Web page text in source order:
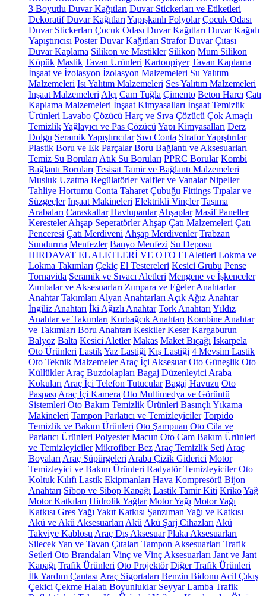
3 Boyutlu Duvar Kağıtları Duvar Stickerları ve Etiketleri
Dekoratif Duvar Kağıtları Yapışkanlı Folyolar Çocuk Odası
Duvar Stickerları Çocuk Odası Duvar Kağıtları Duvar Kağıdı
Yapıştırıcısı Poster Duvar Kağıtları Strafor Duvar Çıtası
Duvar Kaplama Silikon ve Mastikler Silikon Mum Silikon
Köpük Mastik Tavan Ürünleri Kartonpiyer Tavan Kaplama
İnşaat ve İzolasyon İzolasyon Malzemeleri Su Yalıtım
Malzemeleri Isı Yalıtım Malzemeleri Ses Yalıtım Malzemeleri
İnşaat Malzemeleri Alçı Cam Tuğla Çimento Beton Harcı Çatı
Kaplama Malzemeleri İnşaat Kimyasalları İnşaat Temizlik
Ürünleri Lavabo Çözücü Harç ve Sıva Çözücü Çok Amaçlı
TemizlikYağlayıcı ve Pas Çözücü Yapı Kimyasalları Derz
Dolgu Seramik Yapıştırıcılar Sıvı Conta Strafor Yapıştırılar
Plastik Boru ve Ek Parçalar Boru Bağlantı ve Aksesuarları
Temiz Su Boruları Atık Su Boruları PPRC Borular Kombi
Bağlantı Boruları Tesisat Tamir ve Bağlantı Malzemeleri
Musluk Uzatma Regülatörler Valfler ve Vanalar Nipeller
Tahliye Hortumu Conta Taharet Çubuğu Fittings Tıpalar ve
Süzgeçler İnşaat Makineleri Elektrikli Vinçler Taşıma
Arabaları Caraskallar Havlupanlar Ahşaplar Masif Paneller
Keresteler Ahşap Seperatörler Ahşap Çatı Malzemeleri Çatı
Penceresi Çatı Merdiveni Ahşap Merdivenler Trabzan
Sundurma Menfezler Banyo Menfezi Su Deposu
HIRDAVAT EL ALETLERİ VE OTO El Aletleri Lokma ve
Lokma Takımları Çekiç El Testereleri Kesici Grubu Pense
Tornavida Seramik ve Sıvacı Aletleri Mengene ve İşkenceler
Zımbalar ve Aksesuarları Zımpara ve Eğeler Anahtarlar
Anahtar Takımları Alyan Anahtarları Açık Ağız Anahtar
İngiliz Anahtarı İki Ağızlı Anahtar Tork Anahtarı Yıldız
Anahtar ve Takımları Kurbağcık Anahtarı Kombine Anahtar
ve Takımları Boru Anahtarı Keskiler Keser Kargaburun
Balyoz Balta Kesici Aletler Makas Maket Bıçağı Iskarpela
Oto Ürünleri LastikYaz Lastiği Kış Lastiği 4 Mevsim Lastik
Oto Teknik Malzemeler Araç İçi Aksesuar Oto Güneşlik Oto
Küllükler Araç Buzdolapları Bagaj Düzenleyici Araba
Kokuları Araç İçi Telefon Tutucular Bagaj Havuzu Oto
Paspası Araç İçi Kamera Oto Multimedya ve Görüntü
Sistemleri Oto Bakım Temizlik Ürünleri Basınçlı Yıkama
Makineleri Tampon Parlatıcı ve Temizleyiciler Torpido
Temizlik ve Bakım Ürünleri Oto Şampuan Oto Cila ve
Parlatıcı Ürünleri Polyester Macun Oto Cam Bakım Ürünleri
ve Temizleyiciler Mikrofiber Bez Araç Temizlik Seti Araç
Boyaları Araç Süpürgeleri Araba Çizik Giderici Motor
Temizleyici ve Bakım Ürünleri Radyatör Temizleyiciler Oto
Koltuk Kılıfı Lastik Ekipmanları Hava Kompresörü Bijon
Anahtarı Sibop ve Sibop Kapağı Lastik Tamir Kiti KrikoYağ
Motor Katkıları Hidrolik Yağlar Motor Yağı Motor Yağı
Katkısı Gres Yağı Yakıt Katkısı Şanzıman Yağı ve Katkısı
Akü ve Akü Aksesuarları Akü Akü Şarj Cihazları Akü
Takviye Kablosu Araç Dış Aksesuar Plaka Aksesuarları
SilecekYan ve Tavan Çıtaları Tampon Aksesuarları Trafik
Setleri Oto Brandaları Vinç ve Vinç Aksesuarları Jant ve Jant
Kapağı Trafik Ürünleri Oto Projektör Diğer Trafik Ürünleri
İlk Yardım Çantası Araç Sigortaları Benzin Bidonu Acil Çıkış
Çekici Çekme Halatı Boyunluklar Seyyar Lamba Trafik